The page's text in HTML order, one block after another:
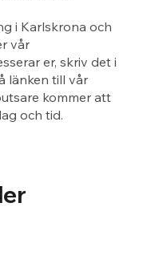
i Karlskrona och
vår
er, skriv det i
länken till vår
kommer att
och tid.